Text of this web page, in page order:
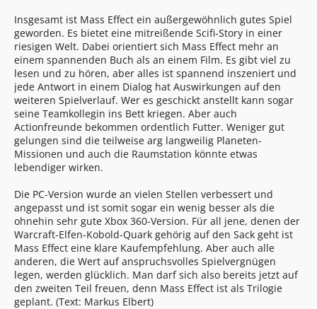
Insgesamt ist Mass Effect ein außergewöhnlich gutes Spiel
geworden. Es bietet eine mitreißende Scifi-Story in einer
riesigen Welt. Dabei orientiert sich Mass Effect mehr an
einem spannenden Buch als an einem Film. Es gibt viel zu
lesen und zu hören, aber alles ist spannend inszeniert und
jede Antwort in einem Dialog hat Auswirkungen auf den
weiteren Spielverlauf. Wer es geschickt anstellt kann sogar
seine Teamkollegin ins Bett kriegen. Aber auch
Actionfreunde bekommen ordentlich Futter. Weniger gut
gelungen sind die teilweise arg langweilig Planeten-
Missionen und auch die Raumstation könnte etwas
lebendiger wirken.
Die PC-Version wurde an vielen Stellen verbessert und
angepasst und ist somit sogar ein wenig besser als die
ohnehin sehr gute Xbox 360-Version. Für all jene, denen der
Warcraft-Elfen-Kobold-Quark gehörig auf den Sack geht ist
Mass Effect eine klare Kaufempfehlung. Aber auch alle
anderen, die Wert auf anspruchsvolles Spielvergnügen
legen, werden glücklich. Man darf sich also bereits jetzt auf
den zweiten Teil freuen, denn Mass Effect ist als Trilogie
geplant. (Text: Markus Elbert)